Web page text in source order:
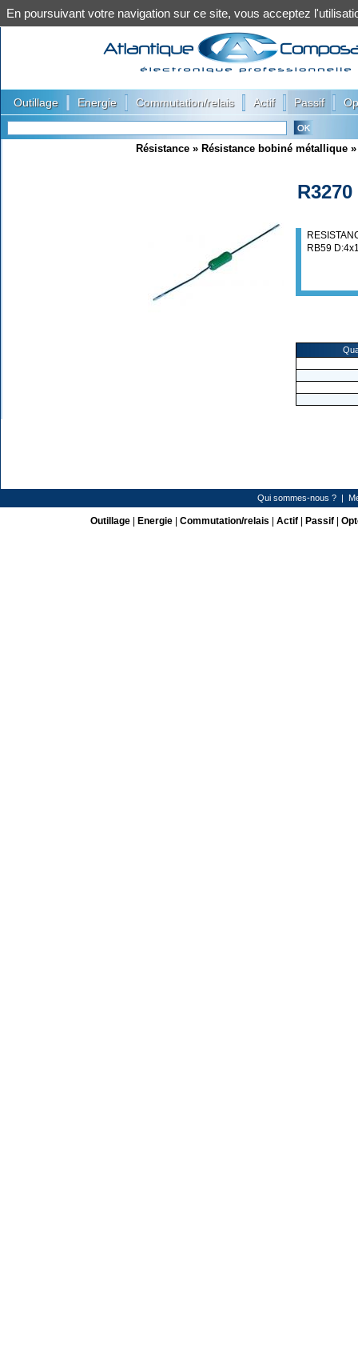
Outillage Energie Commutation/relais Actif Passif
Résistance » Résistance bobiné métallique
R3270
RB59
Qui sommes-nous ? |
Outillage| Energie| Commutation/relais Actif| Passif|
En poursuivant votre navigation sur ce site, vous acceptez